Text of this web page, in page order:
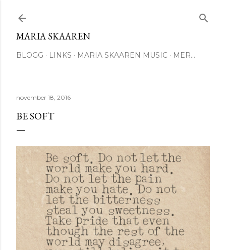
MARIA SKAAREN
BLOGG LINKS MARIA SKAAREN MUSIC MER…
november 18, 2016
BE SOFT